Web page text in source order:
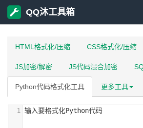
QQ沐工具箱
HTML格式化/压缩 CSS格式化/压缩
JS加密/解密 JS代码混合加密
Python代码格式化工具 更多工具
输入要格式化Python代码
1